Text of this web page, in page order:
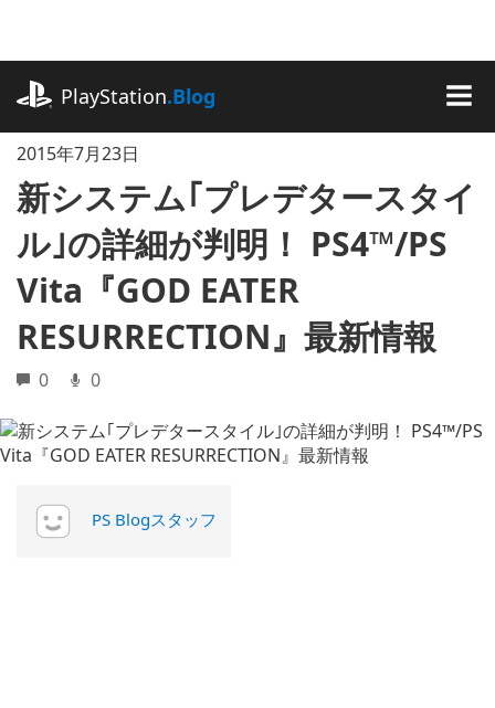
に
キ
ッ
プ
PlayStation.Blog
2015年7月23日
新システム｢プレデタースタイ
ル｣の詳細が判明！ PS4™/PS
Vita『GOD EATER
RESURRECTION』最新情報
0 0
PS Blogスタッフ